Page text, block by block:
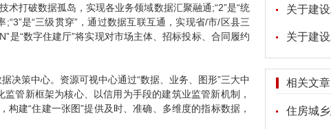
相关文章
打破数据孤岛，实现各业务领域数据汇聚融通;“2”是“统
是“三级贯穿”，通过数据互联互通，实现省/市/区县三
是“数字住建厅”将实现对市场主体、招标投标、合同履约
策中心。资源可视中心通过“数据、业务、图形”三大中
管新框架为核心、以信用为手段的建筑业监管新机制，
建“住建一张图”提供及时、准确、多维度的指标数据，